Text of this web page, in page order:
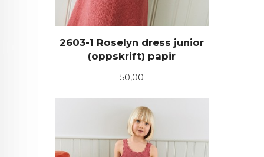
2603-1 Roselyn dress junior
(oppskrift) papir
Pris
50,00